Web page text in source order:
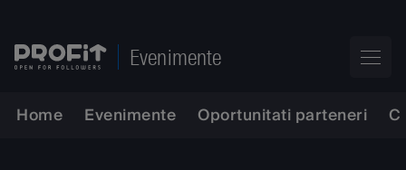
Evenimente
Home Evenimente Oportunitati parteneri